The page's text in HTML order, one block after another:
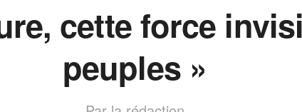
cette force
peuples »